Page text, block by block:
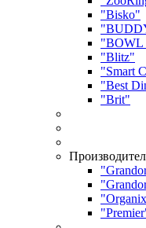
"Bisko"
"BOWL
"Blitz"
"Smart
"Best
"Brit"